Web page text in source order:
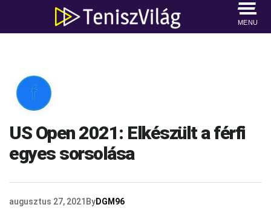
MENU

US Open 2021: Elkészült a férfi
egyes sorsolása
augusztus 27, 2021 ByDGM96